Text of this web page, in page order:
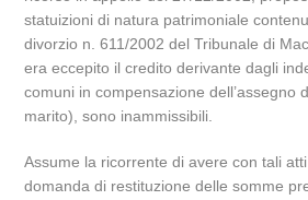
statuizioni di natura patrimoniale
divorzio n. 611/2002 del Tribunale di
era eccepito il credito derivante dagli
comuni in compensazione dell’assegno
marito), sono inammissibili.
Assume la ricorrente di avere con tali
domanda di restituzione delle somme